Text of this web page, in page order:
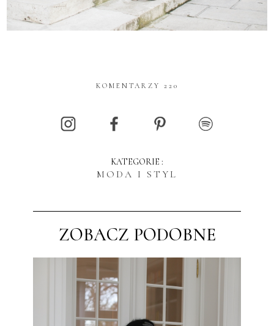
KOMENTARZY 220
KATEGORIE :
MODA I STYL
ZOBACZ PODOBNE